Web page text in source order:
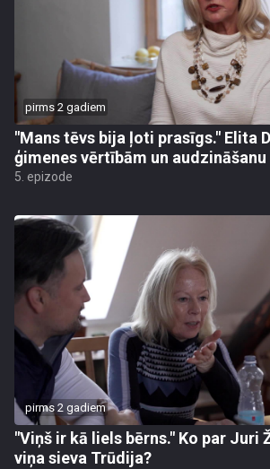
pirms 2 gadiem
"Mans tēvs bija ļoti prasīgs." Elita
ģimenes vērtībām un audzināšanu
5. epizode
pirms 2 gadiem
"Viņš ir kā liels bērns." Ko par Juri
viņa sieva Trūdija?